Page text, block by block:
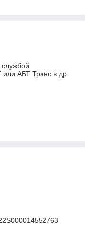
службой
или АБТ Транс в др